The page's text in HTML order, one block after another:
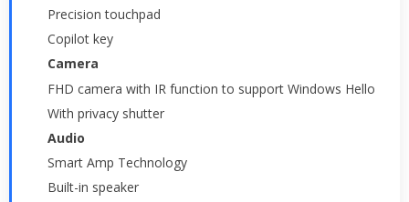
Precision touchpad
Copilot key
Camera
FHD camera with IR function to support Windows Hello
With privacy shutter
Audio
Smart Amp Technology
Built-in speaker